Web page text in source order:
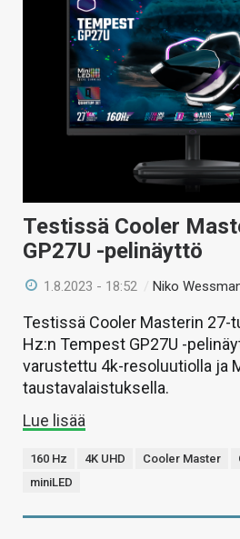
Testissä Cooler
GP27U -pelinäyttö
1.8.2023 - 18:52 /Niko
Testissä Cooler Masterin 27-
Hz:n Tempest GP27U -
varustettu 4k-resoluutiolla ja
taustavalaistuksella.
Lue lisää
160 Hz 4K UHD Cooler Master
miniLED